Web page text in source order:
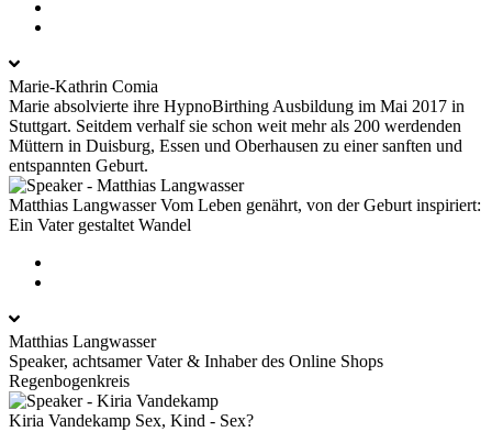
Marie-Kathrin Comia
Marie absolvierte ihre HypnoBirthing Ausbildung im Mai 2017 in
Stuttgart. Seitdem verhalf sie schon weit mehr als 200 werdenden
Müttern in Duisburg, Essen und Oberhausen zu einer sanften und
entspannten Geburt.
Matthias Langwasser Vom Leben genährt, von der Geburt inspiriert:
Ein Vater gestaltet Wandel
Matthias Langwasser
Speaker, achtsamer Vater & Inhaber des Online Shops
Regenbogenkreis
Kiria Vandekamp Sex, Kind - Sex?